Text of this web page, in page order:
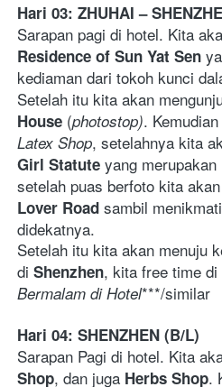
Hari 03: ZHUHAI –
Sarapan pagi di hotel. Kita
Residence of Sun Yat Sen
kediaman dari tokoh kunci
Setelah itu kita akan
House (photostop)
Latex Shop, setelahnya kita
Girl Statute yang merupakan
setelah puas berfoto kita
Lover Road sambil
didekatnya.
Setelah itu kita akan menuju
di Shenzhen, kita free time di
Bermalam di Hotel***/similar
Hari 04: SHENZHEN (B/L)
Sarapan Pagi di hotel. Kita
Shop, dan juga Herbs Shop